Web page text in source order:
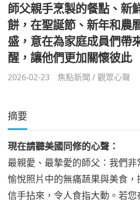
師父親手烹製的餐點、新
餅，在聖誕節、新年和農
盛，意在為家庭成員們帶
醒，讓他們更加關懷彼此
2026-02-23 焦點新聞 /觀眾心聲
摘要
現在請聽美國同修的心聲：
最親愛、最摯愛的師父：我們
愉悅照片中的無痛蔬果與美食
信手拈來，令人食指大動。若您